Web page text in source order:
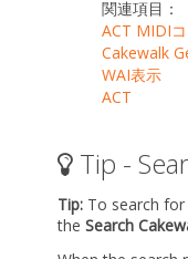
関連項目：
ACT MIDI
Cakewalk
WAI表示
ACT
Tip -
Tip: To search
the Search